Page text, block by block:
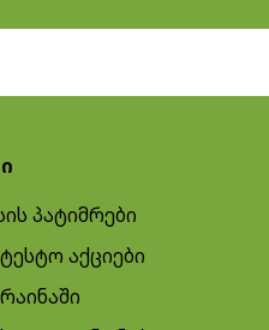
პატიმრები
აქციები